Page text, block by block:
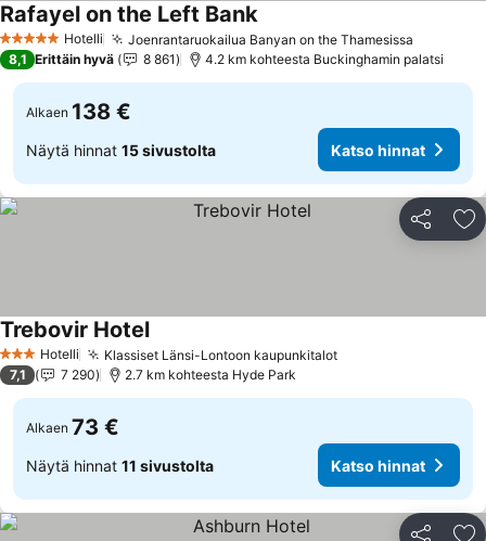
5 Tähtiluokitus
Hotelli Joenrantaruokailua Banyan on the Thamesissa
Rafayel on the Left Bank
8,1 Erittäin hyvä 8 861 4.2 km kohteesta Buckinghamin palatsi
Alkaen 138 €
Näytä hinnat 15 sivustolta Katso hinnat
Jaa
3 Tähtiluokitus
Hotelli Klassiset Länsi-Lontoon kaupunkitalot
Trebovir Hotel
7,1 7 290 2.7 km kohteesta Hyde Park
Alkaen 73 €
Näytä hinnat 11 sivustolta Katso hinnat